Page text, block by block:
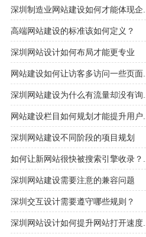
深圳制造业网站建设如何才能体现企...
高端网站建设的标准该如何定义？
深圳网站设计如何布局才能更专业
网站建设如何让访客多访问一些页面...
深圳网站建设为什么有流量却没有询...
网站建设栏目如何规划才能提升用户...
深圳网站建设不同阶段的项目规划
如何让新网站很快被搜索引擎收录？...
深圳网站建设需要注意的兼容问题
深圳交互设计需要遵守哪些规则？
深圳网站设计如何提升网站打开速度...